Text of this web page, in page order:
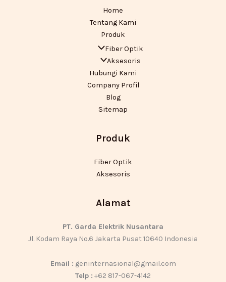
Home
Tentang Kami
Produk
Fiber Optik
Aksesoris
Hubungi Kami
Company Profil
Blog
Sitemap
Produk
Fiber Optik
Aksesoris
Alamat
PT. Garda Elektrik Nusantara
Jl. Kodam Raya No.6 Jakarta Pusat 10640 Indonesia
Email : geninternasional@gmail.com
Telp : +62 817-067-4142